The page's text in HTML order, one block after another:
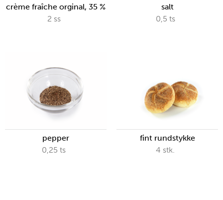
crème fraîche orginal, 35 %
2 ss
salt
0,5 ts
pepper
0,25 ts
fint rundstykke
4 stk.